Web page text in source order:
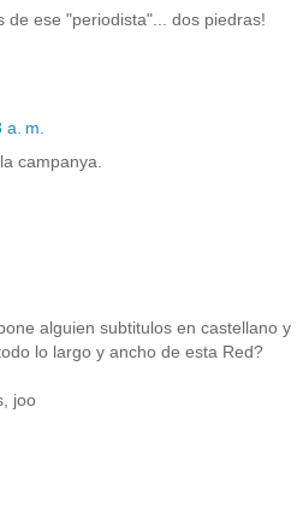
de ese "periodista"... dos piedras!
a. m.
campanya.
alguien subtitulos en castellano y
lo largo y ancho de esta Red?
joo